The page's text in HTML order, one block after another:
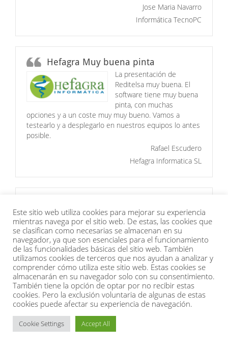
Jose Maria Navarro
Informática TecnoPC
Hefagra Muy buena pinta
La presentación de
Reditelsa muy buena. El
software tiene muy buena
pinta, con muchas
opciones y a un coste muy muy bueno. Vamos a
testearlo y a desplegarlo en nuestros equipos lo antes
posible.
Rafael Escudero
Hefagra Informatica SL
La solución de copias de
seguridad en la nube de
ACRONIS abarca todas las
posibles necesidades de los
clientes. Nos ofrece la
oportunidad de completar la
oferta con nuestros servicios de
gestión de backup, ofreciendo protección contra la
perdida de datos ante amenazas del tipo ransomware
ó secuestro.
El modelo de pago por uso que ofrece Reditelsa es
importante para nosotros.
Este sitio web utiliza cookies para mejorar su experiencia
mientras navega por el sitio web. De estas, las cookies que
se clasifican como necesarias se almacenan en su
navegador, ya que son esenciales para el funcionamiento
de las funcionalidades básicas del sitio web. También
utilizamos cookies de terceros que nos ayudan a analizar y
comprender cómo utiliza este sitio web. Estas cookies se
almacenarán en su navegador solo con su consentimiento.
También tiene la opción de optar por no recibir estas
cookies. Pero la exclusión voluntaria de algunas de estas
cookies puede afectar su experiencia de navegación.
Cookie Settings Accept All